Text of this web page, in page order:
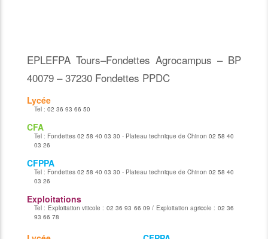
EPLEFPA Tours–Fondettes Agrocampus – BP
40079 – 37230 Fondettes PPDC
Lycée
Tel : 02 36 93 66 50
CFA
Tel : Fondettes 02 58 40 03 30 - Plateau technique de Chinon 02 58 40
03 26
CFPPA
Tel : Fondettes 02 58 40 03 30 - Plateau technique de Chinon 02 58 40
03 26
Exploitations
Tel : Exploitation viticole : 02 36 93 66 09 / Exploitation agricole : 02 36
93 66 78